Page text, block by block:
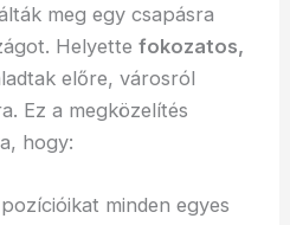
meg egy csapásra
Helyettefokozatos,
előre, városról
Ez a megközelítés
hogy:
minden egyes